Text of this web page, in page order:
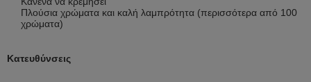
Πλούσια χρώματα και καλή λαμπρότητα (περισσότερα από 100
χρώματα)
Κατευθύνσεις